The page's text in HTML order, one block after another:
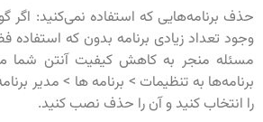
حذف برنامه‌هایی که استفاده نمی‌کنید: اگر
وجود تعداد زیادی برنامه بدون که استفاده
مسئله منجر به کاهش کیفیت آنتن شما
برنامه‌ها به تنظیمات > برنامه ها > مدیر
را انتخاب کنید و آن را حذف نصب کنید.